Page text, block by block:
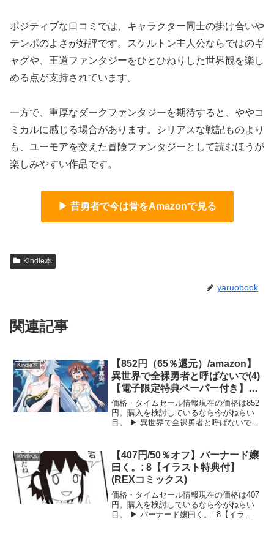
ポジティブな口コミでは、キャラクター同士の掛け合いや
テンポのよさが好評です。スケルトン主人公ならではのギ
ャグや、王道ファンタジーをひとひねりした世界観を楽し
める点が支持されています。
一方で、重厚なダークファンタジーを期待すると、ややコ
ミカルに感じる場合があります。シリアスな戦記ものより
も、ユーモアを交えた冒険ファンタジーとして読むほうが
楽しみやすい作品です。
▶ 昔勇者で今は骨をAmazonで見る
Kindle本
yaruobook
関連記事
Kindle本
【852円（65％還元）/amazon】
異世界で全裸勇者と呼ばないで(4)
【電子限定特典ペーパー付き】
(RYU COMICS)
価格・タイムセール情報現在の価格は852
円。購入を検討しているなら今がねらい
目。 ▶ 異世界で全裸勇者と呼ばないで
勇者と呼ばないで(4)【電子限定...
Kindle本
【407円/50％オフ】バーナード嬢
曰く。: 8【イラスト特典付】
(REXコミックス)
価格・タイムセール情報現在の価格は407
円。購入を検討しているなら今がねらい
目。 ▶ バーナード嬢曰く。: 8【イラス